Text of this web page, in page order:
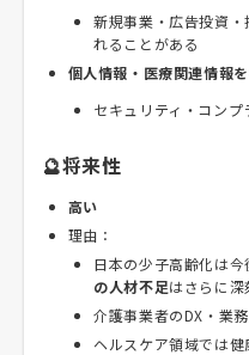
新規事業・広告投資
れることがある
個人情報・医療関連情報
セキュリティ・コン
🔮将来性
高い
理由：
日本の少子高齢化は今
の人材不足はさらに
介護事業者のDX・業
ヘルスケア領域では